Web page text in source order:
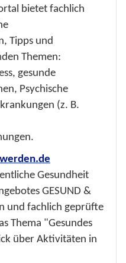
bietet fachlich
Tipps und
Themen:
gesunde
Psychische
(z. B.
Gesundheit
GESUND &
und fachlich geprüfte
Thema "Gesundes
über Aktivitäten in